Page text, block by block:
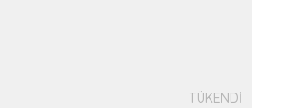
TÜKENDİ